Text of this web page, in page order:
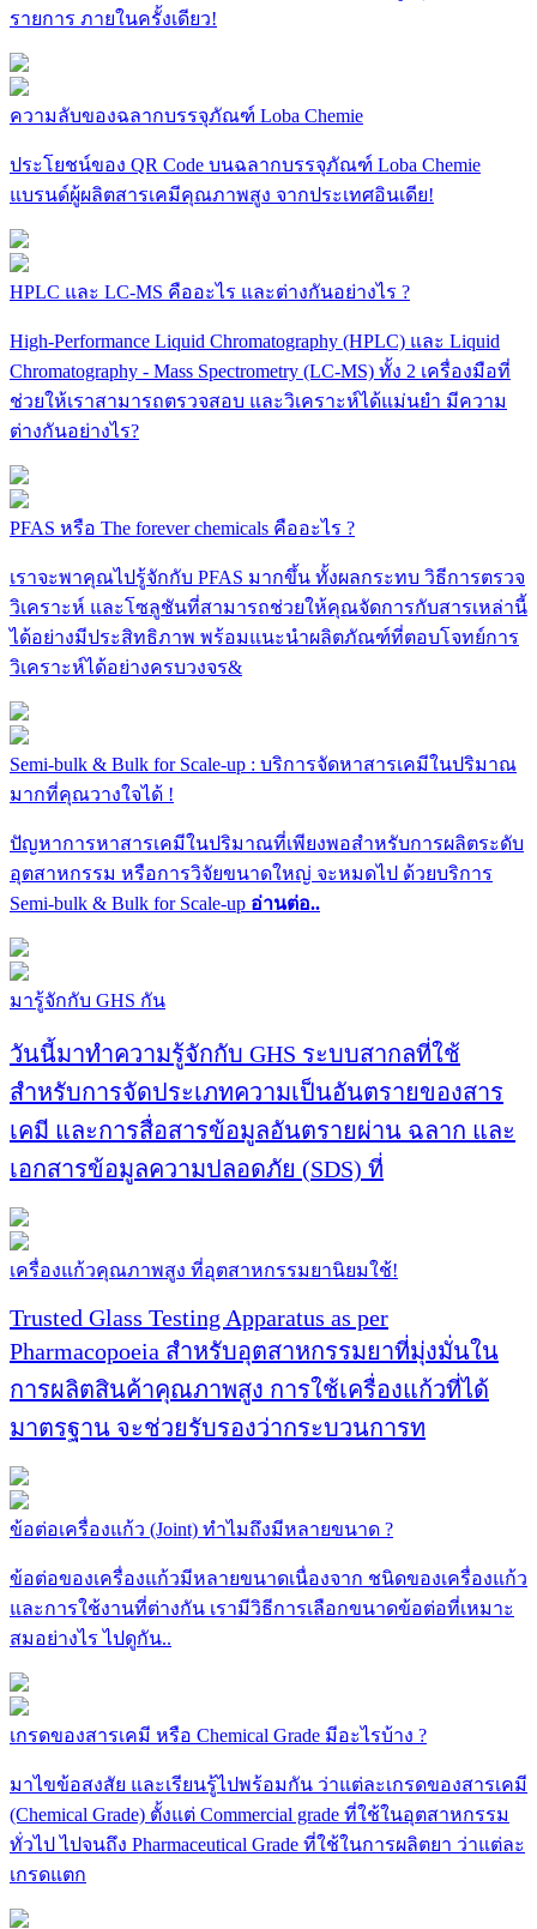
รายการ ภายในครั้งเดียว!
ความลับของฉลากบรรจุภัณฑ์ Loba Chemie
ประโยชน์ของ QR Code บนฉลากบรรจุภัณฑ์ Loba Chemie
แบรนด์ผู้ผลิตสารเคมีคุณภาพสูง จากประเทศอินเดีย!
HPLC และ LC-MS คืออะไร และต่างกันอย่างไร ?
High-Performance Liquid Chromatography (HPLC) และ Liquid
Chromatography - Mass Spectrometry (LC-MS) ทั้ง 2 เครื่องมือที่
ช่วยให้เราสามารถตรวจสอบ และวิเคราะห์ได้แม่นยำ มีความ
ต่างกันอย่างไร?
PFAS หรือ The forever chemicals คืออะไร ?
เราจะพาคุณไปรู้จักกับ PFAS มากขึ้น ทั้งผลกระทบ วิธีการตรวจ
วิเคราะห์ และโซลูชันที่สามารถช่วยให้คุณจัดการกับสารเหล่านี้
ได้อย่างมีประสิทธิภาพ พร้อมแนะนำผลิตภัณฑ์ที่ตอบโจทย์การ
วิเคราะห์ได้อย่างครบวงจร&
Semi-bulk & Bulk for Scale-up : บริการจัดหาสารเคมีในปริมาณ
มากที่คุณวางใจได้ !
ปัญหาการหาสารเคมีในปริมาณที่เพียงพอสำหรับการผลิตระดับ
อุตสาหกรรม หรือการวิจัยขนาดใหญ่ จะหมดไป ด้วยบริการ
Semi-bulk & Bulk for Scale-up อ่านต่อ..
มารู้จักกับ GHS กัน
วันนี้มาทำความรู้จักกับ GHS ระบบสากลที่ใช้
สำหรับการจัดประเภทความเป็นอันตรายของสาร
เคมี และการสื่อสารข้อมูลอันตรายผ่าน ฉลาก และ
เอกสารข้อมูลความปลอดภัย (SDS) ที่
เครื่องแก้วคุณภาพสูง ที่อุตสาหกรรมยานิยมใช้!
Trusted Glass Testing Apparatus as per
Pharmacopoeia สำหรับอุตสาหกรรมยาที่มุ่งมั่นใน
การผลิตสินค้าคุณภาพสูง การใช้เครื่องแก้วที่ได้
มาตรฐาน จะช่วยรับรองว่ากระบวนการท
ข้อต่อเครื่องแก้ว (Joint) ทำไมถึงมีหลายขนาด ?
ข้อต่อของเครื่องแก้วมีหลายขนาดเนื่องจาก ชนิดของเครื่องแก้ว
และการใช้งานที่ต่างกัน เรามีวิธีการเลือกขนาดข้อต่อที่เหมาะ
สมอย่างไร ไปดูกัน..
เกรดของสารเคมี หรือ Chemical Grade มีอะไรบ้าง ?
มาไขข้อสงสัย และเรียนรู้ไปพร้อมกัน ว่าแต่ละเกรดของสารเคมี
(Chemical Grade) ตั้งแต่ Commercial grade ที่ใช้ในอุตสาหกรรม
ทั่วไป ไปจนถึง Pharmaceutical Grade ที่ใช้ในการผลิตยา ว่าแต่ละ
เกรดแตก